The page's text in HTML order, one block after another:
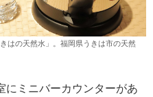
はの天然水」。福岡県うきは市の天然
にミニバーカウンターがあ